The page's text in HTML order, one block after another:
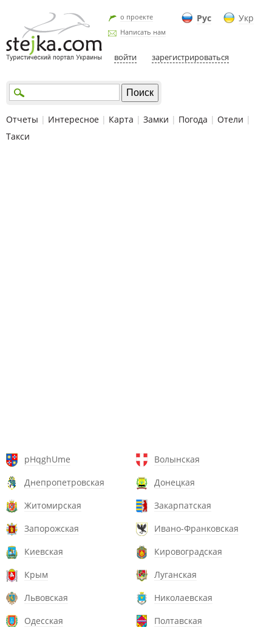
Рус Укр
о проекте
Написать нам
войти зарегистрироваться
Отчеты | Интересное | Карта | Замки | Погода | Отели |
Такси
pHqghUme
Волынская
Днепропетровская
Донецкая
Житомирская
Закарпатская
Запорожская
Ивано-Франковская
Киевская
Кировоградская
Крым
Луганская
Львовская
Николаевская
Одесская
Полтавская